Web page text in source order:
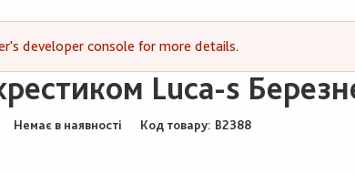
developer console for more details.
Luca-s
Немає в наявності Код товару В2388